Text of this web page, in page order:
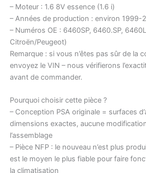
– Moteur : 1.6 8V essence (1.6 i)
– Années de production : environ 1999-
– Numéros OE : 6460SP, 6460.SP,
Citroën/Peugeot)
Remarque : si vous n’êtes pas sûr de la
envoyez le VIN – nous vérifierons
avant de commander.
Pourquoi choisir cette pièce ?
– Conception PSA originale = surfaces
dimensions exactes, aucune
l’assemblage
– Pièce NFP : le nouveau n’est plus
est le moyen le plus fiable pour faire
la climatisation